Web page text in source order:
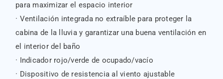
para maximizar el espacio interior
· Ventilación integrada no extraíble para proteger la
cabina de la lluvia y garantizar una buena ventilación en
el interior del baño
· Indicador rojo/verde de ocupado/vacío
· Dispositivo de resistencia al viento ajustable